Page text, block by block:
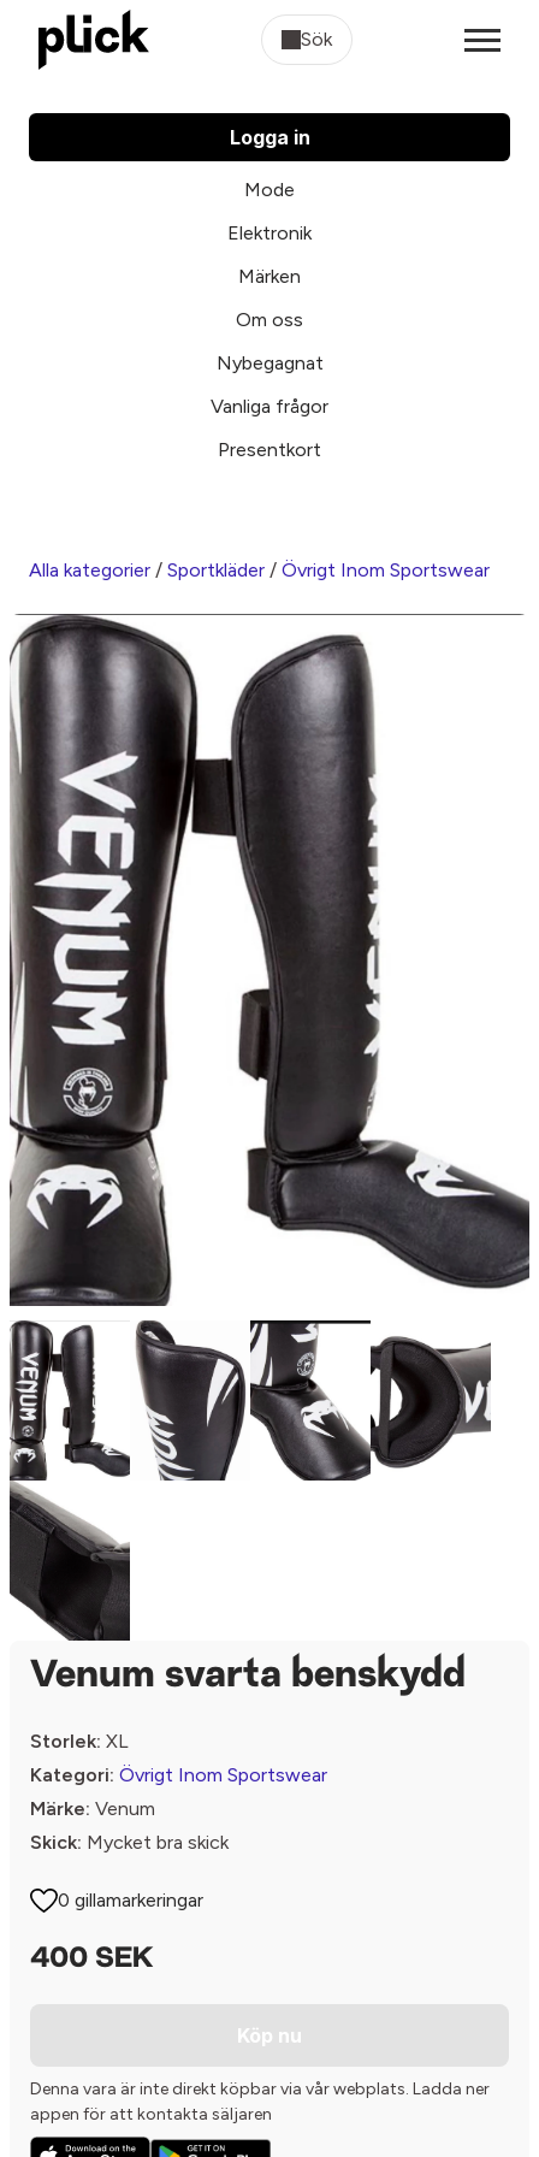
Sök
Logga in
Mode
Elektronik
Märken
Om oss
Nybegagnat
Vanliga frågor
Presentkort
Alla kategorier / Sportkläder / Övrigt Inom Sportswear
Venum svarta benskydd
Storlek: XL
Kategori: Övrigt Inom Sportswear
Märke: Venum
Skick: Mycket bra skick
0 gillamarkeringar
400 SEK
Köp nu
Denna vara är inte direkt köpbar via vår webplats. Ladda ner
appen för att kontakta säljaren